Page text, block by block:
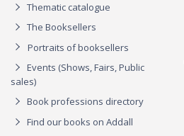
Thematic catalogue
The Booksellers
Portraits of booksellers
Events (Shows, Fairs, Public
sales)
Book professions directory
Find our books on Addall